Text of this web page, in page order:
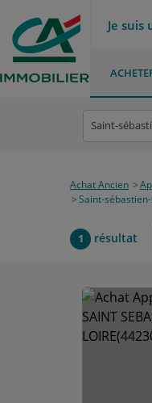
Je
Achat Ancien
Saint-
1 résultat